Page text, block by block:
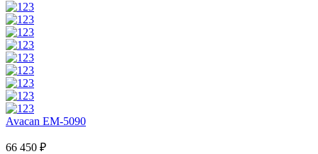
Avacan EM-5090
66 450 ₽